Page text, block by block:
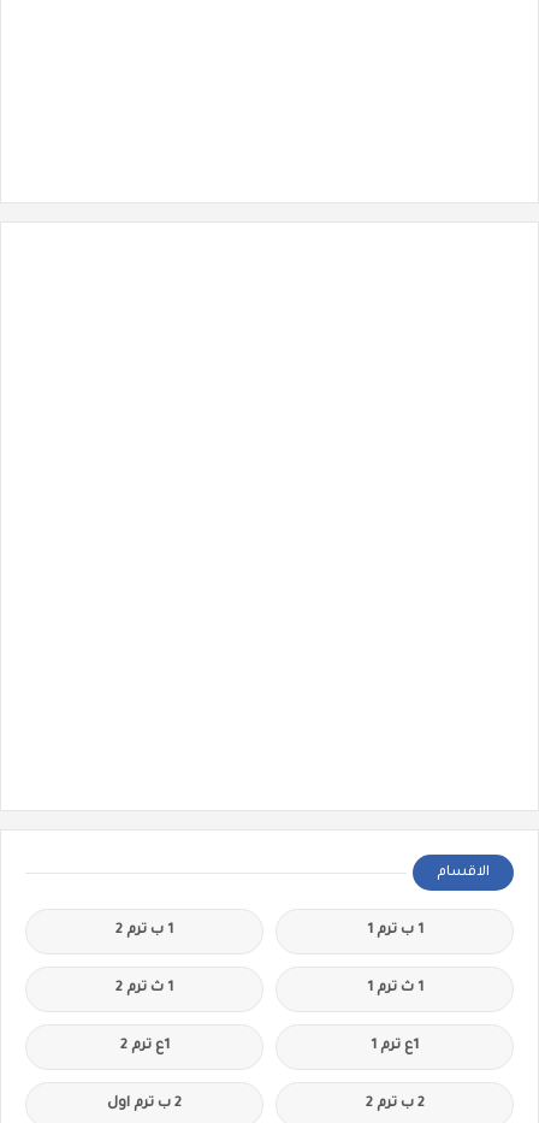
الاقسام
1 ب ترم 1 1 ب ترم 2
1 ث ترم 1 1 ث ترم 2
1ع ترم 1 1ع ترم 2
2 ب ترم 2 2 ب ترم اول